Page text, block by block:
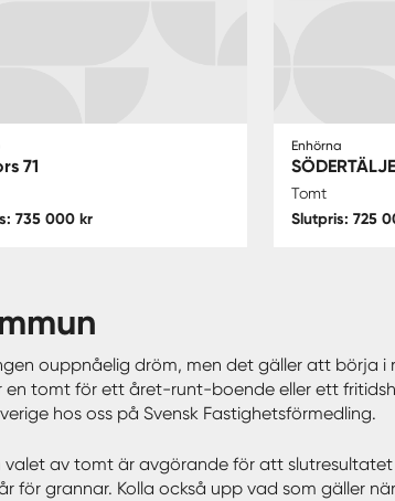
71
735 000 kr
Enhörna
Tomt
Slutpris: 725
ouppnåelig dröm, men det gäller att börja
tomt för ett året-runt-boende eller ett
hos oss på Svensk Fastighetsförmedling.
av tomt är avgörande för att
för grannar. Kolla också upp vad som gäller